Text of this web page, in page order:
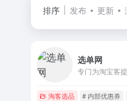
排序 发布 更新
选单网
专门为淘宝客
淘客选品 # 内部优惠券